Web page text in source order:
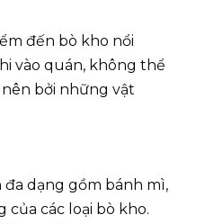
đến bò kho nổi
vào quán, không thể
bởi những vật
dạng gồm bánh mì,
của các loại bò kho.